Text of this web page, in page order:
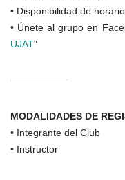
• Disponibilidad de horario
• Únete al grupo en
UJAT"
MODALIDADES DE
• Integrante del Club
• Instructor